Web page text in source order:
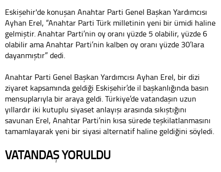
Eskişehir'de konuşan Anahtar Parti Genel Başkan Yardımcısı
Ayhan Erel, “Anahtar Parti Türk milletinin yeni bir ümidi haline
gelmiştir. Anahtar Parti’nin oy oranı yüzde 5 olabilir, yüzde 6
olabilir ama Anahtar Parti’nin kalben oy oranı yüzde 30’lara
dayanmıştır” dedi.
Anahtar Parti Genel Başkan Yardımcısı Ayhan Erel, bir dizi
ziyaret kapsamında geldiği Eskişehir’de il başkanlığında basın
mensuplarıyla bir araya geldi. Türkiye’de vatandaşın uzun
yıllardır iki kutuplu siyaset anlayışı arasında sıkıştığını
savunan Erel, Anahtar Parti’nin kısa sürede teşkilatlanmasını
tamamlayarak yeni bir siyasi alternatif haline geldiğini söyledi.
VATANDAŞ YORULDU